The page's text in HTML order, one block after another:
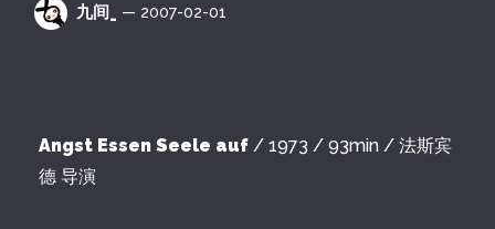
九间_ — 2007-02-01
Angst Essen Seele auf / 1973 / 93min / 法斯宾
德 导演